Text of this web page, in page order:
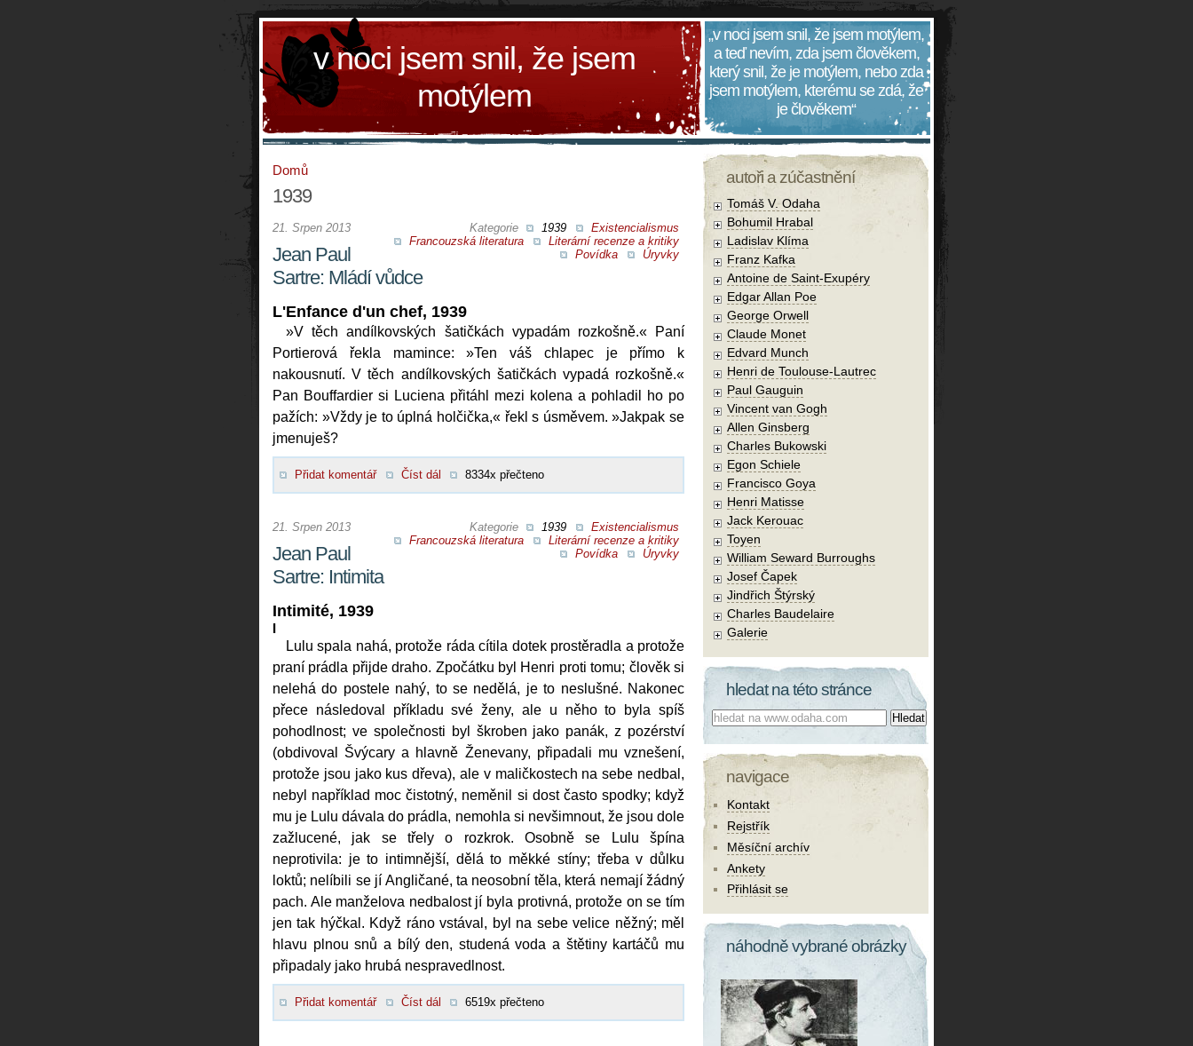
v noci jsem snil, že jsem
motýlem
„v noci jsem snil, že jsem motýlem,
a teď nevím, zda jsem člověkem,
který snil, že je motýlem, nebo zda
jsem motýlem, kterému se zdá, že
je člověkem“
Domů
1939
Kategorie 1939
Existencialismus
Francouzská literatura
Literární recenze a kritiky
Povídka
Úryvky
21. Srpen 2013
Jean Paul
Sartre: Mládí vůdce
L'Enfance d'un chef, 1939
»V těch andílkovských šatičkách vypadám rozkošně.« Paní
Portierová řekla mamince: »Ten váš chlapec je přímo k
nakousnutí. V těch andílkovských šatičkách vypadá rozkošně.«
Pan Bouffardier si Luciena přitáhl mezi kolena a pohladil ho po
pažích: »Vždy je to úplná holčička,« řekl s úsměvem. »Jakpak se
jmenuješ?
Přidat komentář Číst dál 8334x přečteno
Kategorie 1939
Existencialismus
Francouzská literatura
Literární recenze a kritiky
Povídka
Úryvky
21. Srpen 2013
Jean Paul
Sartre: Intimita
Intimité, 1939
I
Lulu spala nahá, protože ráda cítila dotek prostěradla a protože
praní prádla přijde draho. Zpočátku byl Henri proti tomu; člověk si
nelehá do postele nahý, to se nedělá, je to neslušné. Nakonec
přece následoval příkladu své ženy, ale u něho to byla spíš
pohodlnost; ve společnosti byl škroben jako panák, z pozérství
(obdivoval Švýcary a hlavně Ženevany, připadali mu vznešení,
protože jsou jako kus dřeva), ale v maličkostech na sebe nedbal,
nebyl například moc čistotný, neměnil si dost často spodky; když
mu je Lulu dávala do prádla, nemohla si nevšimnout, že jsou dole
zažlucené, jak se třely o rozkrok. Osobně se Lulu špína
neprotivila: je to intimnější, dělá to měkké stíny; třeba v důlku
loktů; nelíbili se jí Angličané, ta neosobní těla, která nemají žádný
pach. Ale manželova nedbalost jí byla protivná, protože on se tím
jen tak hýčkal. Když ráno vstával, byl na sebe velice něžný; měl
hlavu plnou snů a bílý den, studená voda a štětiny kartáčů mu
připadaly jako hrubá nespravedlnost.
Přidat komentář Číst dál 6519x přečteno
autoři a zúčastnění
Tomáš V. Odaha
Bohumil Hrabal
Ladislav Klíma
Franz Kafka
Antoine de Saint-Exupéry
Edgar Allan Poe
George Orwell
Claude Monet
Edvard Munch
Henri de Toulouse-Lautrec
Paul Gauguin
Vincent van Gogh
Allen Ginsberg
Charles Bukowski
Egon Schiele
Francisco Goya
Henri Matisse
Jack Kerouac
Toyen
William Seward Burroughs
Josef Čapek
Jindřich Štýrský
Charles Baudelaire
Galerie
hledat na této stránce
Co hledat:
navigace
Kontakt
Rejstřík
Měsíční archív
Ankety
Přihlásit se
náhodně vybrané obrázky